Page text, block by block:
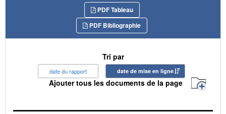
PDF Tableau
PDF Bibliographie
Tri par
date du rapport date de mise en ligne
Ajouter tous les documents de la page